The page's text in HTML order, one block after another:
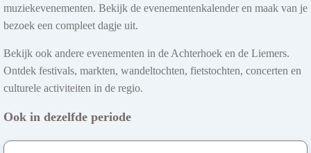
muziekevenementen. Bekijk de evenementenkalender en maak van je
bezoek een compleet dagje uit.
Bekijk ook andere evenementen in de Achterhoek en de Liemers.
Ontdek festivals, markten, wandeltochten, fietstochten, concerten en
culturele activiteiten in de regio.
Ook in dezelfde periode